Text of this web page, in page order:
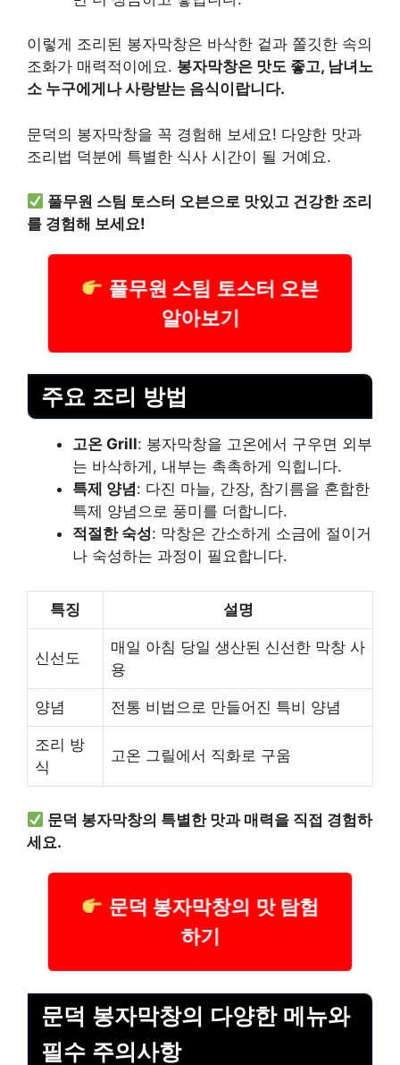
이렇게 조리된 봉자막창은 바삭한 겉과 쫄깃한 속의
조화가 매력적이에요. 봉자막창은 맛도 좋고, 남녀노
소 누구에게나 사랑받는 음식이랍니다.
문덕의 봉자막창을 꼭 경험해 보세요! 다양한 맛과
조리법 덕분에 특별한 식사 시간이 될 거예요.
풀무원 스팀 토스터 오븐으로 맛있고 건강한 조리
를 경험해 보세요!
풀무원 스팀 토스터 오븐
알아보기
주요 조리 방법
고온 Grill: 봉자막창을 고온에서 구우면 외부
는 바삭하게, 내부는 촉촉하게 익힙니다.
특제 양념: 다진 마늘, 간장, 참기름을 혼합한
특제 양념으로 풍미를 더합니다.
적절한 숙성: 막창은 간소하게 소금에 절이거
나 숙성하는 과정이 필요합니다.
특징 설명
신선도
매일 아침 당일 생산된 신선한 막창 사
용
양념 전통 비법으로 만들어진 특비 양념
조리 방
식
고온 그릴에서 직화로 구움
문덕 봉자막창의 특별한 맛과 매력을 직접 경험하
세요.
문덕 봉자막창의 맛 탐험
하기
문덕 봉자막창의 다양한 메뉴와
필수 주의사항